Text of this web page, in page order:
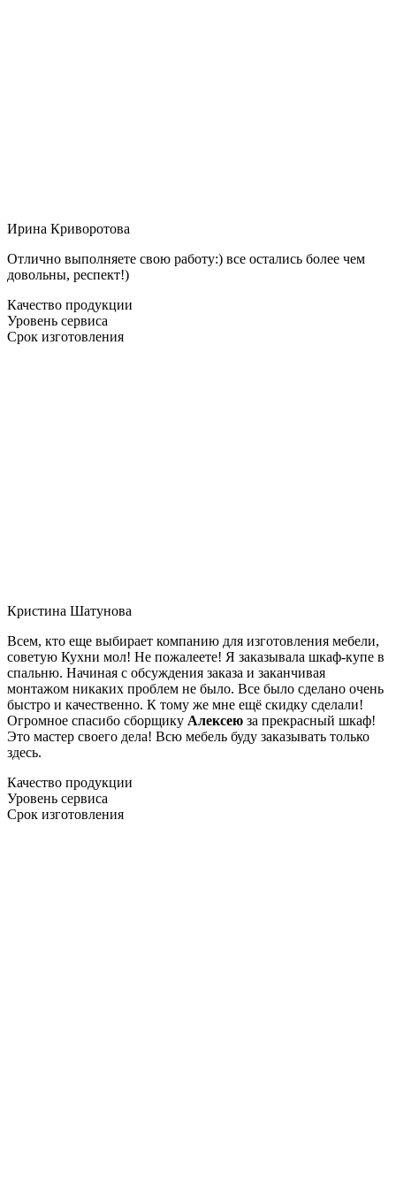
Ирина Криворотова
Отлично выполняете свою работу:) все остались более чем
довольны, респект!)
Качество продукции
Уровень сервиса
Срок изготовления
Кристина Шатунова
Всем, кто еще выбирает компанию для изготовления мебели,
советую Кухни мол! Не пожалеете! Я заказывала шкаф-купе в
спальню. Начиная с обсуждения заказа и заканчивая
монтажом никаких проблем не было. Все было сделано очень
быстро и качественно. К тому же мне ещё скидку сделали!
Огромное спасибо сборщику Алексею за прекрасный шкаф!
Это мастер своего дела! Всю мебель буду заказывать только
здесь.
Качество продукции
Уровень сервиса
Срок изготовления